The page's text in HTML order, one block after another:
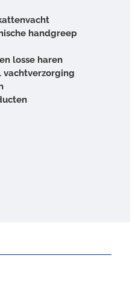
handgreep
losse haren